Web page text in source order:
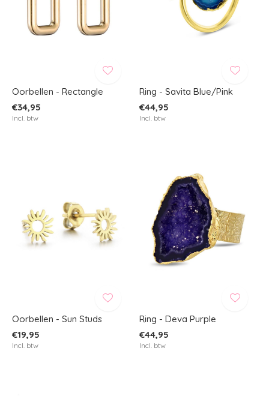
Oorbellen - Rectangle
€34,95
Incl. btw
Ring - Savita Blue/Pink
€44,95
Incl. btw
Oorbellen - Sun Studs
€19,95
Incl. btw
Ring - Deva Purple
€44,95
Incl. btw